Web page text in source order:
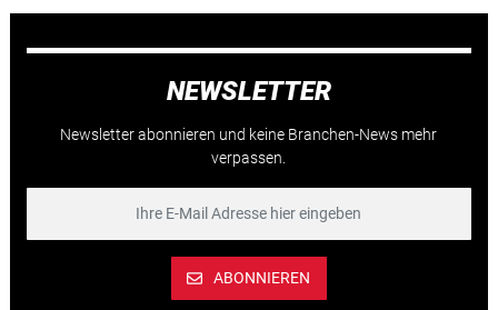
NEWSLETTER
Newsletter abonnieren und keine Branchen-News mehr
verpassen.
ABONNIEREN